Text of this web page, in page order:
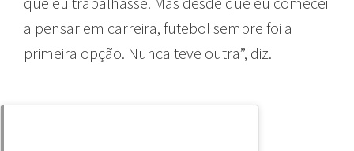
a pensar em carreira, futebol sempre foi a
primeira opção. Nunca teve outra”, diz.